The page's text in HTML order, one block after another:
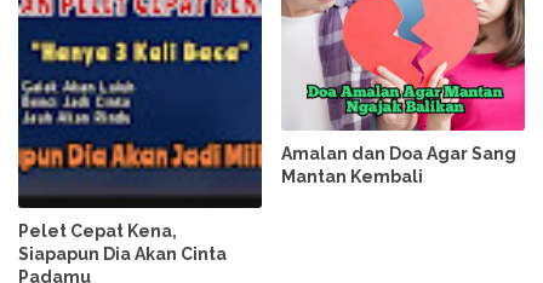
Pelet Cepat Kena,
Siapapun Dia Akan Cinta
Padamu
Amalan dan Doa Agar Sang
Mantan Kembali